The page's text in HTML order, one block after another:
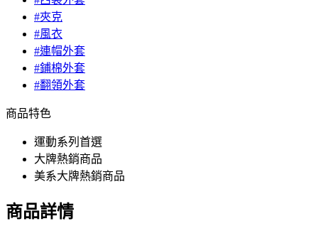
#夾克
#風衣
#連帽外套
#鋪棉外套
#翻領外套
商品特色
運動系列首選
大牌熱銷商品
美系大牌熱銷商品
商品詳情